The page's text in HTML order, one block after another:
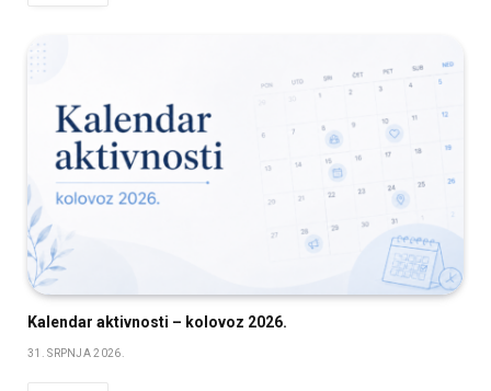
Kalendar aktivnosti – kolovoz 2026.
31. SRPNJA 2026.